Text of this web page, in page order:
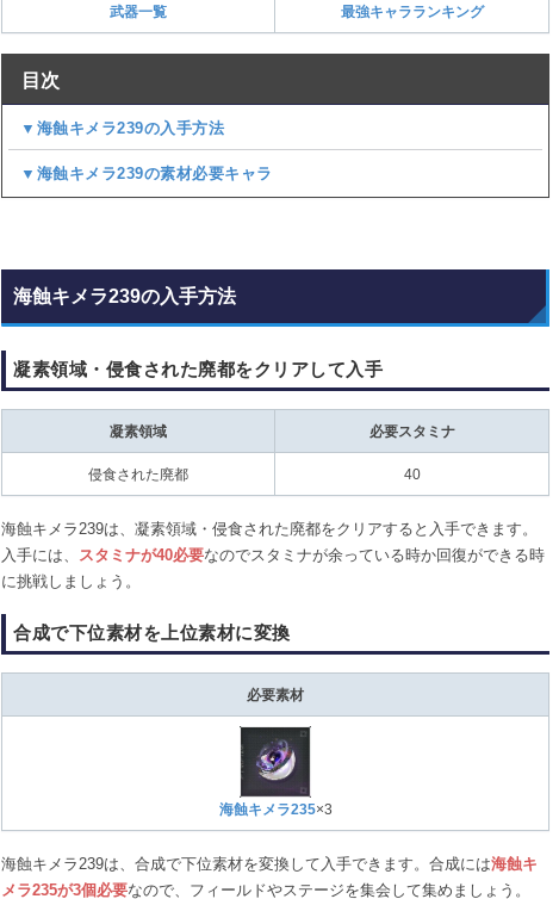
武器一覧 最強キャラランキング
目次
▼海蝕キメラ239の入手方法
▼海蝕キメラ239の素材必要キャラ
海蝕キメラ239の入手方法
凝素領域・侵食された廃都をクリアして入手
凝素領域 必要スタミナ
侵食された廃都 40
海蝕キメラ239は、凝素領域・侵食された廃都をクリアすると入手できます。
入手には、 スタミナが40必要なのでスタミナが余っている時か回復ができる時
に挑戦しましょう。
合成で下位素材を上位素材に変換
必要素材
海蝕キメラ235×3
海蝕キメラ239は、合成で下位素材を変換して入手できます。合成には海蝕キ
メラ235が3個必要なので、フィールドやステージを集会して集めましょう。